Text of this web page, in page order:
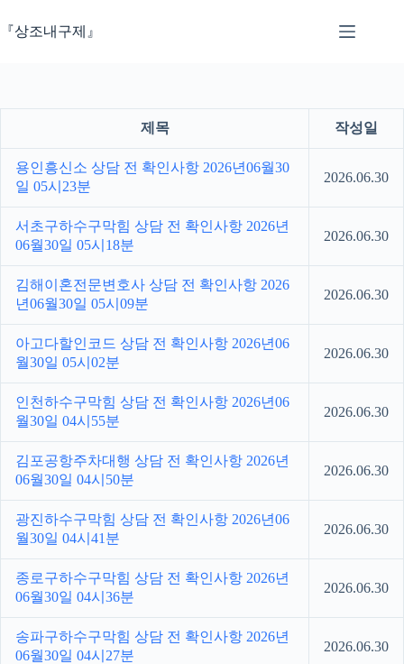
문『상조내구제』
제목 작성일
용인흥신소 상담 전 확인사항 2026년06월30
일 05시23분
2026.06.30
서초구하수구막힘 상담 전 확인사항 2026년
06월30일 05시18분
2026.06.30
김해이혼전문변호사 상담 전 확인사항 2026
년06월30일 05시09분
2026.06.30
아고다할인코드 상담 전 확인사항 2026년06
월30일 05시02분
2026.06.30
인천하수구막힘 상담 전 확인사항 2026년06
월30일 04시55분
2026.06.30
김포공항주차대행 상담 전 확인사항 2026년
06월30일 04시50분
2026.06.30
광진하수구막힘 상담 전 확인사항 2026년06
월30일 04시41분
2026.06.30
종로구하수구막힘 상담 전 확인사항 2026년
06월30일 04시36분
2026.06.30
송파구하수구막힘 상담 전 확인사항 2026년
06월30일 04시27분
2026.06.30